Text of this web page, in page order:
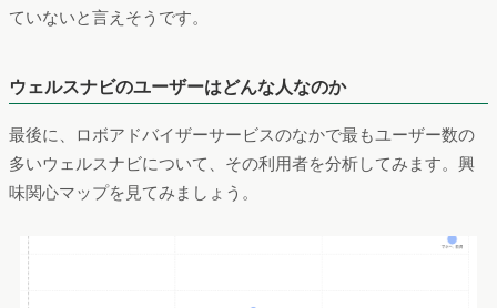
ていないと言えそうです。
ウェルスナビのユーザーはどんな人なのか
最後に、ロボアドバイザーサービスのなかで最もユーザー数の
多いウェルスナビについて、その利用者を分析してみます。興
味関心マップを見てみましょう。